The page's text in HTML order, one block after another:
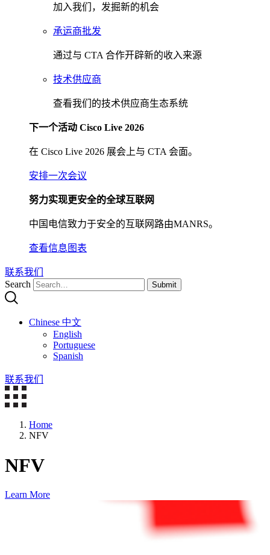
加入我们，发掘新的机会
承运商批发
通过与 CTA 合作开辟新的收入来源
技术供应商
查看我们的技术供应商生态系统
下一个活动 Cisco Live 2026
在 Cisco Live 2026 展会上与 CTA 会面。
安排一次会议
努力实现更安全的全球互联网
中国电信致力于安全的互联网路由MANRS。
查看信息图表
联系我们
Search
Submit
Chinese 中文
English
Portuguese
Spanish
联系我们
Home
NFV
NFV
Learn More